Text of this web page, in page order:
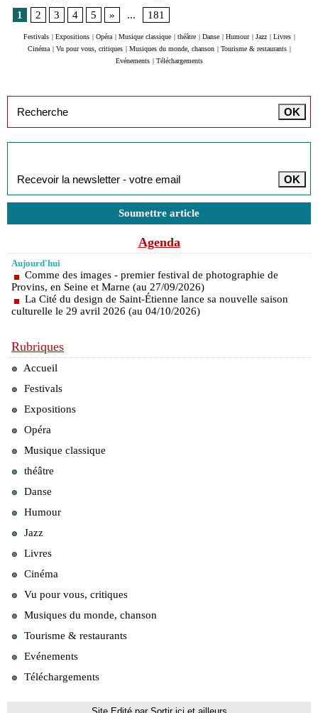
1
2 3 4 5 » ... 181
Festivals | Expositions | Opéra | Musique classique | théâtre | Danse | Humour | Jazz | Livres |
Cinéma | Vu pour vous, critiques | Musiques du monde, chanson | Tourisme & restaurants |
Evénements | Téléchargements
Soumettre article
Agenda
Aujourd'hui
Comme des images - premier festival de photographie de
Provins, en Seine et Marne (au 27/09/2026)
La Cité du design de Saint-Étienne lance sa nouvelle saison
culturelle le 29 avril 2026 (au 04/10/2026)
Rubriques
Accueil
Festivals
Expositions
Opéra
Musique classique
théâtre
Danse
Humour
Jazz
Livres
Cinéma
Vu pour vous, critiques
Musiques du monde, chanson
Tourisme & restaurants
Evénements
Téléchargements